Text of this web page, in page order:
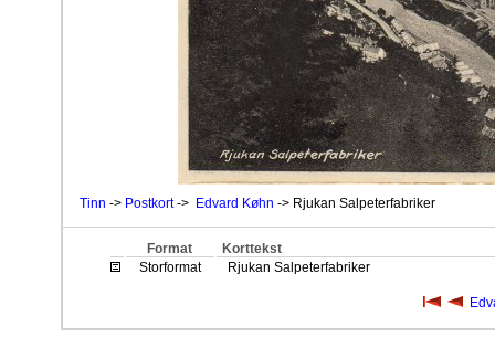
Tinn -> Postkort-> Edvard Køhn -> Rjukan Salpeterfabriker
Format
Korttekst
Storformat
Rjukan Salpeterfabriker